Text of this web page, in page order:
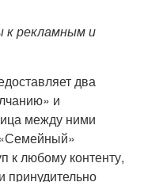
к рекламным и
два
и
между ними
к любому контенту,
принудительно